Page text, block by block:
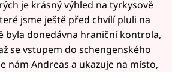
je krásný výhled na tyrkysově
jsme ještě před chvílí pluli na
byla donedávna hraniční kontrola,
se vstupem do schengenského
nám Andreas a ukazuje na místo,